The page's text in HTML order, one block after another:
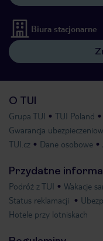
Biura stacjonarne
O TUI
Grupa TUI TUI Poland
Gwarancja
TUI.cz
Dane osobowe
Przydatne
Podróż z TUI Wakacje
Status reklamacji
Hotele przy lotniskach